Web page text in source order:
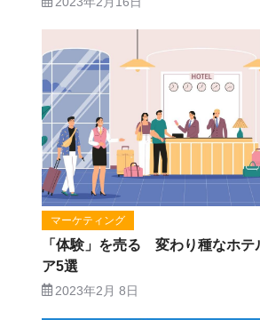
マーケティング
「体験」を売る 変わり種なホテ
ア5選
2023年2月 8日